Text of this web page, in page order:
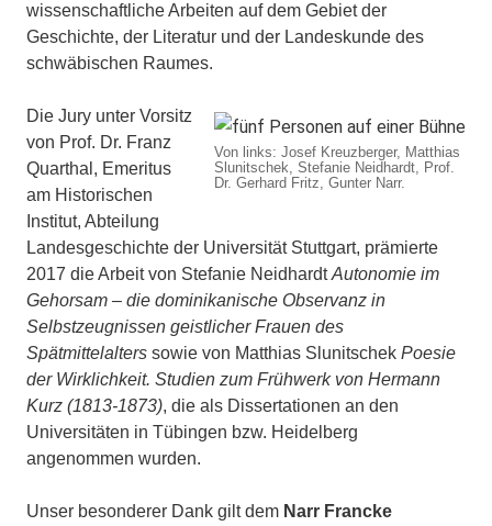
wissenschaftliche Arbeiten auf dem Gebiet der
Geschichte, der Literatur und der Landeskunde des
schwäbischen Raumes.
Von links: Josef Kreuzberger, Matthias
Slunitschek, Stefanie Neidhardt, Prof.
Dr. Gerhard Fritz, Gunter Narr.
Die Jury unter Vorsitz
von Prof. Dr. Franz
Quarthal, Emeritus
am Historischen
Institut, Abteilung
Landesgeschichte der Universität Stuttgart, prämierte
2017 die Arbeit von Stefanie NeidhardtAutonomie im
Gehorsam – die dominikanische Observanz in
Selbstzeugnissen geistlicher Frauen des
Spätmittelalters sowie von Matthias Slunitschek Poesie
der Wirklichkeit. Studien zum Frühwerk von Hermann
Kurz (1813-1873), die als Dissertationen an den
Universitäten in Tübingen bzw. Heidelberg
angenommen wurden.
Unser besonderer Dank gilt dem Narr Francke